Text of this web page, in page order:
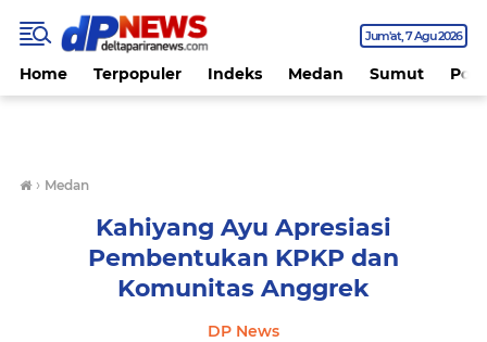
Jum'at 7 Agu 2026
Home Terpopuler Indeks Medan Sumut
› Medan
Kahiyang Ayu Apresiasi
Pembentukan KPKP dan
Komunitas Anggrek
DP News